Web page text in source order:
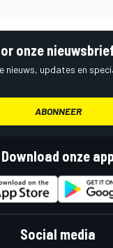
onze
nieuws, updates en
ABONNEER
Download onze app
Social media